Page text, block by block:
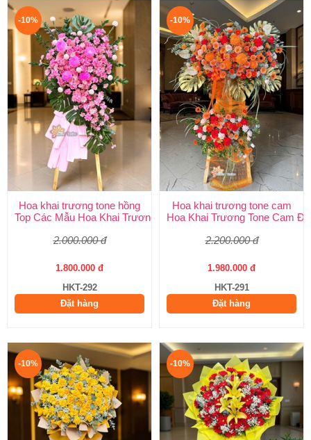
-10%
Hoa khai trương tone hồng
Top Các Mẫu Hoa Khai Trương Tone Hồng Đẹp, Sang Trọng,
2.000.000 đ
1.800.000 đ
HKT-292
Đặt hàng
-10%
Hoa khai trương tone cam
Hoa Khai Trương Tone Cam
2.200.000 đ
1.980.000 đ
HKT-291
Đặt hàng
-10% -10%